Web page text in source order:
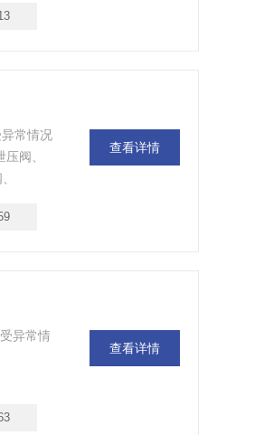
常情况
阀、
查看详情
异常情
查看详情